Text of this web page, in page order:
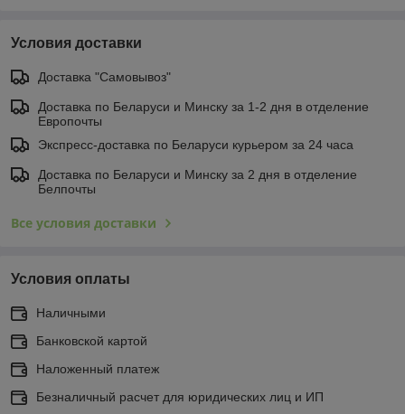
Условия доставки
Доставка "Самовывоз"
Доставка по Беларуси и Минску за 1-2 дня в отделение
Европочты
Экспресс-доставка по Беларуси курьером за 24 часа
Доставка по Беларуси и Минску за 2 дня в отделение
Белпочты
Все условия доставки
Условия оплаты
Наличными
Банковской картой
Наложенный платеж
Безналичный расчет для юридических лиц и ИП